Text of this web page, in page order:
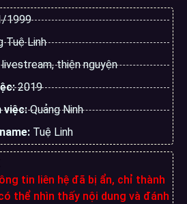
1999
Tuệ Linh
thiện nguyện
2019
việc:Quảng Ninh
Tuệ Linh
tin liên hệ đã bị ẩn, chỉ thành
thể nhìn thấy nội dung và đánh